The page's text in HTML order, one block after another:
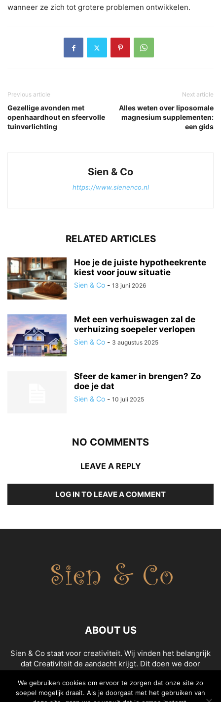
wanneer ze zich tot grotere problemen ontwikkelen.
Previous article
Gezellige avonden met
openhaardhout en sfeervolle
tuinverlichting
Next article
Alles weten over liposomale
magnesium supplementen:
een gids
Sien & Co
https://www.sienenco.nl
RELATED ARTICLES
Hoe je de juiste hypotheekrente
kiest voor jouw situatie
Sien & Co - 13 juni 2026
Met een verhuiswagen zal de
verhuizing soepeler verlopen
Sien & Co - 3 augustus 2025
Sfeer de kamer in brengen? Zo
doe je dat
Sien & Co - 10 juli 2025
NO COMMENTS
LEAVE A REPLY
LOG IN TO LEAVE A COMMENT
ABOUT US
Sien & Co staat voor creativiteit. Wij vinden het belangrijk
dat Creativiteit de aandacht krijgt. Dit doen we door
leukste tips en tricks om creatief aan de slag te gaan!
We gebruiken cookies om ervoor te zorgen dat onze site zo
soepel mogelijk draait. Als je doorgaat met het gebruiken van